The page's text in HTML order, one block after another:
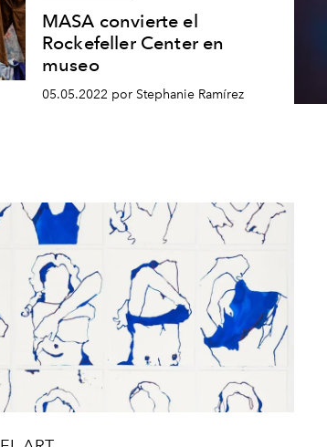
MASA convierte el
Rockefeller Center en
museo
05.05.2022 por Stephanie Ramírez